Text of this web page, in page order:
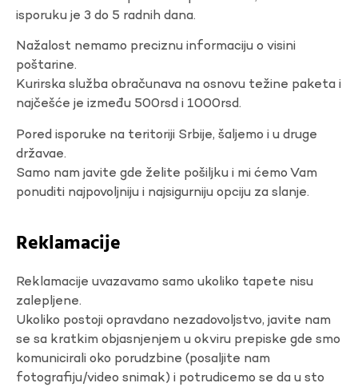
isporuku je 3 do 5 radnih dana.
Nažalost nemamo preciznu informaciju o visini
poštarine.
Kurirska služba obračunava na osnovu težine paketa i
najčešće je između 500rsd i 1000rsd.
Pored isporuke na teritoriji Srbije, šaljemo i u druge
državae.
Samo nam javite gde želite pošiljku i mi ćemo Vam
ponuditi najpovoljniju i najsigurniju opciju za slanje.
Reklamacije
Reklamacije uvazavamo samo ukoliko tapete nisu
zalepljene.
Ukoliko postoji opravdano nezadovoljstvo, javite nam
se sa kratkim objasnjenjem u okviru prepiske gde smo
komunicirali oko porudzbine (posaljite nam
fotografiju/video snimak) i potrudicemo se da u sto